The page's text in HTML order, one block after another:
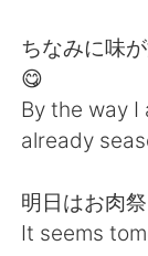
ちなみに味
😋
By the way
already
明日はお肉
It seems